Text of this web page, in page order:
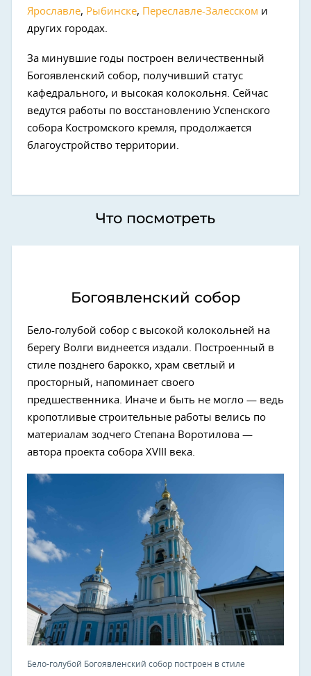
Ярославле, Рыбинске, Переславле-Залесском и
других городах.
За минувшие годы построен величественный
Богоявленский собор, получивший статус
кафедрального, и высокая колокольня. Сейчас
ведутся работы по восстановлению Успенского
собора Костромского кремля, продолжается
благоустройство территории.
Что посмотреть
Богоявленский собор
Бело-голубой собор с высокой колокольней на
берегу Волги виднеется издали. Построенный в
стиле позднего барокко, храм светлый и
просторный, напоминает своего
предшественника. Иначе и быть не могло — ведь
кропотливые строительные работы велись по
материалам зодчего Степана Воротилова —
автора проекта собора XVIII века.
Бело-голубой Богоявленский собор построен в стиле